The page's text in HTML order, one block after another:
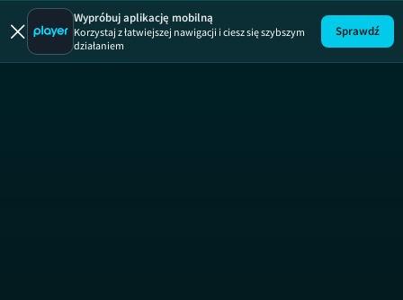
Blok Ekipa
Wypróbuj aplikację mobilną
Korzystaj z łatwiejszej nawigacji i ciesz się szybszym
działaniem
Sprawdź